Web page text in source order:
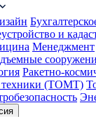
и
Менеджмент
Ракетно-
техники (ТОМТ)